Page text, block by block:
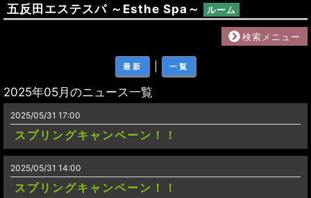
五反田エステスパ ～Esthe Spa～ ルーム
検索メニュー
最新 ｜ 一覧
2025年05月のニュース一覧
2025/05/31 17:00
スプリングキャンペーン！！
2025/05/31 14:00
スプリングキャンペーン！！